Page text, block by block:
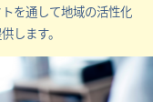
を通して地域の活性化
します。